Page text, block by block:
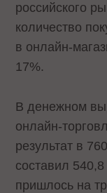
российского
количество
в онлайн-
17%.
В денежном
онлайн-
результат в
составил
пришлось на